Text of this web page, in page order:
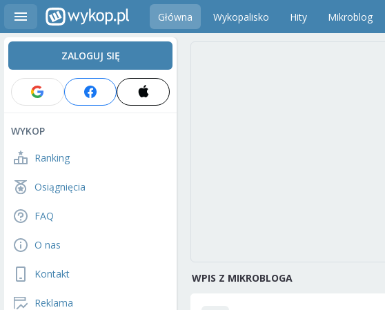
Główna Wykopalisko Hity Mikroblog
ZALOGUJ SIĘ
WYKOP
Ranking
Osiągnięcia
FAQ
O nas
Kontakt
Reklama
WPIS Z MIKROBLOGA